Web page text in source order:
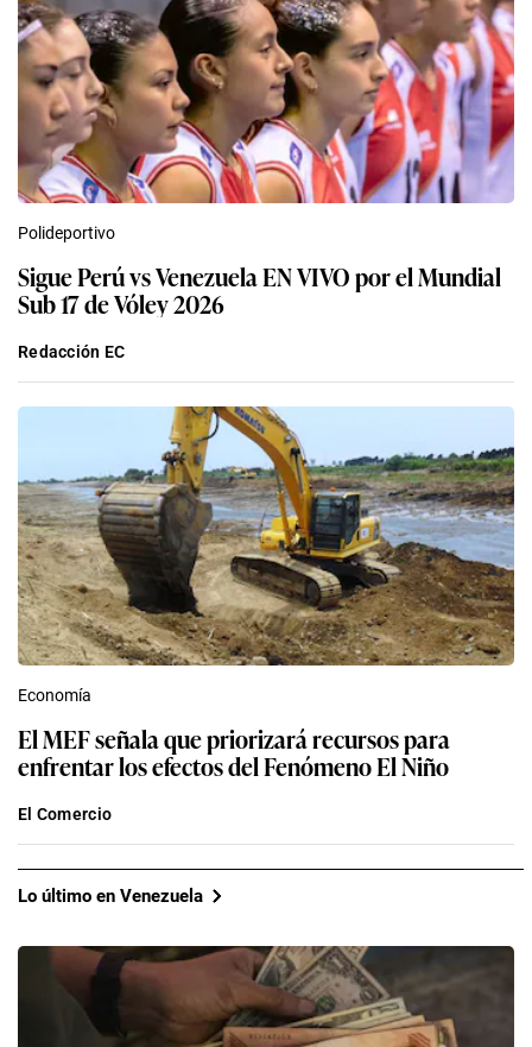
Polideportivo
Sigue Perú vs Venezuela EN VIVO por el Mundial
Sub 17 de Vóley 2026
Redacción EC
Economía
El MEF señala que priorizará recursos para
enfrentar los efectos del Fenómeno El Niño
El Comercio
Lo último en Venezuela